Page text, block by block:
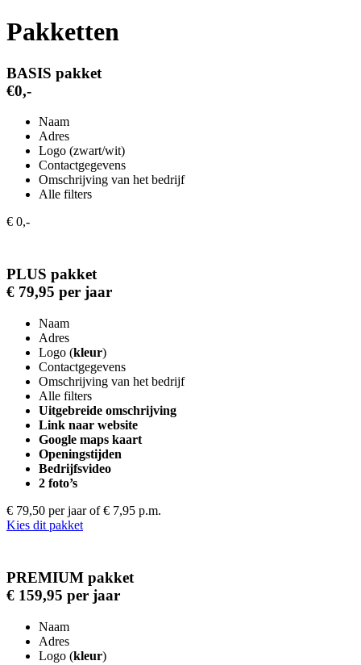
Pakketten
BASIS pakket
€0,-
Naam
Adres
Logo (zwart/wit)
Contactgegevens
Omschrijving van het bedrijf
Alle filters
€ 0,-
PLUS pakket
€ 79,95 per jaar
Naam
Adres
Logo (kleur)
Contactgegevens
Omschrijving van het bedrijf
Alle filters
Uitgebreide omschrijving
Link naar website
Google maps kaart
Openingstijden
Bedrijfsvideo
2 foto’s
€ 79,50 per jaar of € 7,95 p.m.
Kies dit pakket
PREMIUM pakket
€ 159,95 per jaar
Naam
Adres
Logo (kleur)